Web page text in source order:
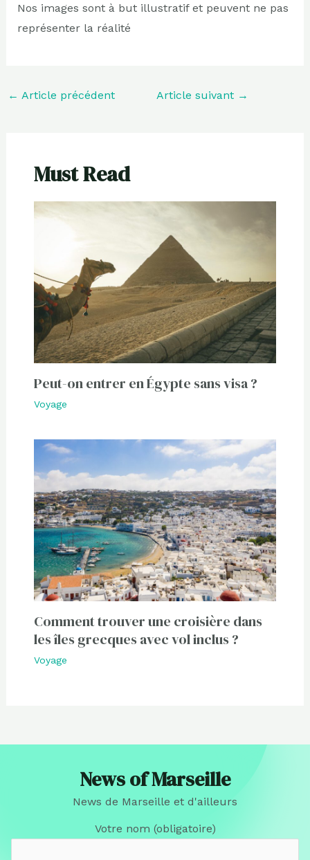
Nos images sont à but illustratif et peuvent ne pas
représenter la réalité
← Article précédent Article suivant →
Must Read
Peut-on entrer en Égypte sans visa ?
Voyage
Comment trouver une croisière dans
les îles grecques avec vol inclus ?
Voyage
News of Marseille
News de Marseille et d'ailleurs
Votre nom (obligatoire)